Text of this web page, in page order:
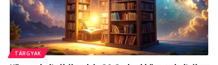
TÁRGYAK